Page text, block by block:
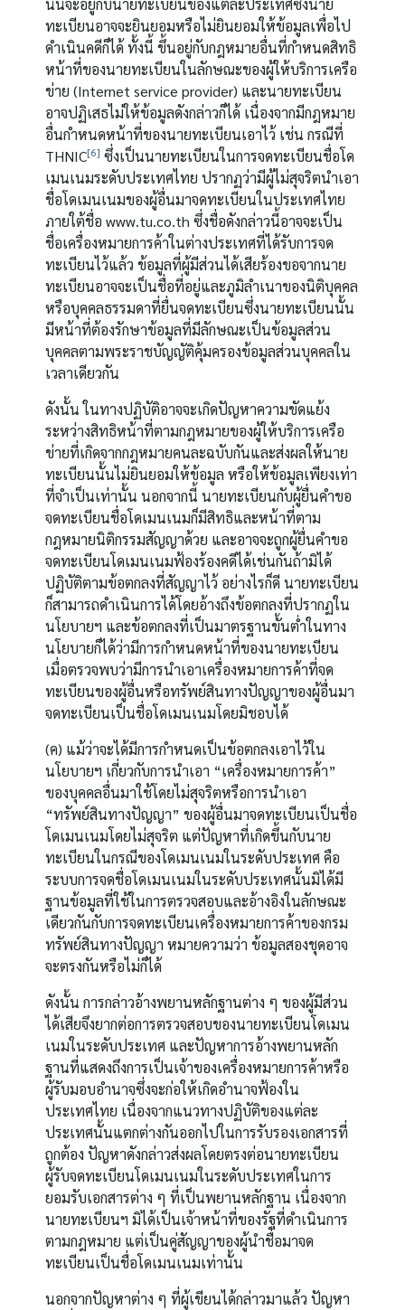
นั้นจะอยู่กับนายทะเบียนของแต่ละประเทศซึ่งนาย
ทะเบียนอาจจะยินยอมหรือไม่ยินยอมให้ข้อมูลเพื่อไป
ดำเนินคดีก็ได้ ทั้งนี้ ขึ้นอยู่กับกฎหมายอื่นที่กำหนดสิทธิ
หน้าที่ของนายทะเบียนในลักษณะของผู้ให้บริการเครือ
ข่าย (Internet service provider) และนายทะเบียน
อาจปฏิเสธไม่ให้ข้อมูลดังกล่าวก็ได้ เนื่องจากมีกฎหมาย
อื่นกำหนดหน้าที่ของนายทะเบียนเอาไว้ เช่น กรณีที่
THNIC[6] ซึ่งเป็นนายทะเบียนในการจดทะเบียนชื่อโด
เมนเนมระดับประเทศไทย ปรากฏว่ามีผู้ไม่สุจริตนำเอา
ชื่อโดเมนเนมของผู้อื่นมาจดทะเบียนในประเทศไทย
ภายใต้ชื่อ www.tu.co.th ซึ่งชื่อดังกล่าวนี้อาจจะเป็น
ชื่อเครื่องหมายการค้าในต่างประเทศที่ได้รับการจด
ทะเบียนไว้แล้ว ข้อมูลที่ผู้มีส่วนได้เสียร้องขอจากนาย
ทะเบียนอาจจะเป็นชื่อที่อยู่และภูมิลำเนาของนิติบุคคล
หรือบุคคลธรรมดาที่ยื่นจดทะเบียนซึ่งนายทะเบียนนั้น
มีหน้าที่ต้องรักษาข้อมูลที่มีลักษณะเป็นข้อมูลส่วน
บุคคลตามพระราชบัญญัติคุ้มครองข้อมูลส่วนบุคคลใน
เวลาเดียวกัน
ดังนั้น ในทางปฏิบัติอาจจะเกิดปัญหาความขัดแย้ง
ระหว่างสิทธิหน้าที่ตามกฎหมายของผู้ให้บริการเครือ
ข่ายที่เกิดจากกฎหมายคนละฉบับกันและส่งผลให้นาย
ทะเบียนนั้นไม่ยินยอมให้ข้อมูล หรือให้ข้อมูลเพียงเท่า
ที่จำเป็นเท่านั้น นอกจากนี้ นายทะเบียนกับผู้ยื่นคำขอ
จดทะเบียนชื่อโดเมนเนมก็มีสิทธิและหน้าที่ตาม
กฎหมายนิติกรรมสัญญาด้วย และอาจจะถูกผู้ยื่นคำขอ
จดทะเบียนโดเมนเนมฟ้องร้องคดีได้เช่นกันถ้ามิได้
ปฏิบัติตามข้อตกลงที่สัญญาไว้ อย่างไรก็ดี นายทะเบียน
ก็สามารถดำเนินการได้โดยอ้างถึงข้อตกลงที่ปรากฏใน
นโยบายฯ และข้อตกลงที่เป็นมาตรฐานขั้นต่ำในทาง
นโยบายก็ได้ว่ามีการกำหนดหน้าที่ของนายทะเบียน
เมื่อตรวจพบว่ามีการนำเอาเครื่องหมายการค้าที่จด
ทะเบียนของผู้อื่นหรือทรัพย์สินทางปัญญาของผู้อื่นมา
จดทะเบียนเป็นชื่อโดเมนเนมโดยมิชอบได้
(ค) แม้ว่าจะได้มีการกำหนดเป็นข้อตกลงเอาไว้ใน
นโยบายฯ เกี่ยวกับการนำเอา “เครื่องหมายการค้า”
ของบุคคลอื่นมาใช้โดยไม่สุจริตหรือการนำเอา
“ทรัพย์สินทางปัญญา” ของผู้อื่นมาจดทะเบียนเป็นชื่อ
โดเมนเนมโดยไม่สุจริต แต่ปัญหาที่เกิดขึ้นกับนาย
ทะเบียนในกรณีของโดเมนเนมในระดับประเทศ คือ
ระบบการจดชื่อโดเมนเนมในระดับประเทศนั้นมิได้มี
ฐานข้อมูลที่ใช้ในการตรวจสอบและอ้างอิงในลักษณะ
เดียวกันกับการจดทะเบียนเครื่องหมายการค้าของกรม
ทรัพย์สินทางปัญญา หมายความว่า ข้อมูลสองชุดอาจ
จะตรงกันหรือไม่ก็ได้
ดังนั้น การกล่าวอ้างพยานหลักฐานต่าง ๆ ของผู้มีส่วน
ได้เสียจึงยากต่อการตรวจสอบของนายทะเบียนโดเมน
เนมในระดับประเทศ และปัญหาการอ้างพยานหลัก
ฐานที่แสดงถึงการเป็นเจ้าของเครื่องหมายการค้าหรือ
ผู้รับมอบอำนาจซึ่งจะก่อให้เกิดอำนาจฟ้องใน
ประเทศไทย เนื่องจากแนวทางปฏิบัติของแต่ละ
ประเทศนั้นแตกต่างกันออกไปในการรับรองเอกสารที่
ถูกต้อง ปัญหาดังกล่าวส่งผลโดยตรงต่อนายทะเบียน
ผู้รับจดทะเบียนโดเมนเนมในระดับประเทศในการ
ยอมรับเอกสารต่าง ๆ ที่เป็นพยานหลักฐาน เนื่องจาก
นายทะเบียนฯ มิได้เป็นเจ้าหน้าที่ของรัฐที่ดำเนินการ
ตามกฎหมาย แต่เป็นคู่สัญญาของผู้นำชื่อมาจด
ทะเบียนเป็นชื่อโดเมนเนมเท่านั้น
นอกจากปัญหาต่าง ๆ ที่ผู้เขียนได้กล่าวมาแล้ว ปัญหา